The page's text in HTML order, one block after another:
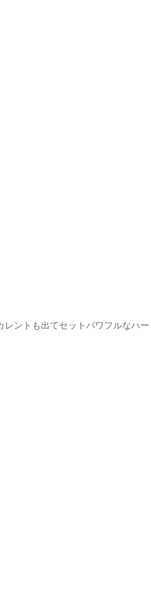
ントも出てセットパワフルなハ